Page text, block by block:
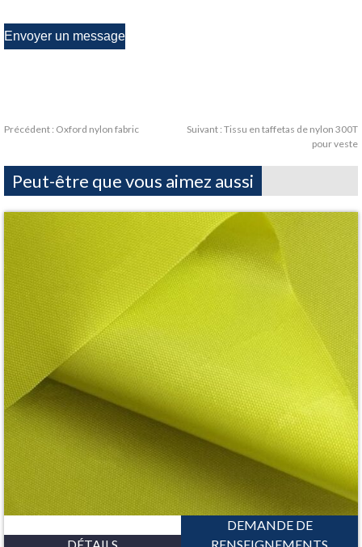
Précédent : Oxford nylon fabric Suivant : Tissu en taffetas de nylon 300T
pour veste
Peut-être que vous aimez aussi
DEMANDE DE